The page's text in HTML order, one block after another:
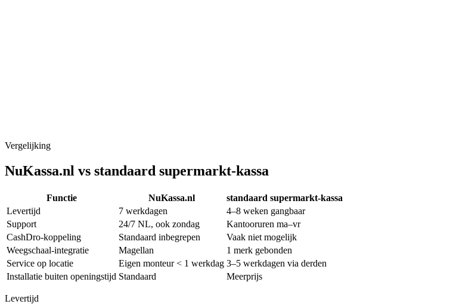
Vergelijking
NuKassa.nl vs standaard supermarkt-kassa
Functie NuKassa.nl
standaard supermarkt-kassa
Levertijd
7 werkdagen
4–8 weken gangbaar
Support
24/7 NL, ook zondag
Kantooruren ma–vr
CashDro-koppeling
Standaard inbegrepen
Vaak niet mogelijk
Weegschaal-integratie
Magellan
1 merk gebonden
Service op locatie
Eigen monteur < 1 werkdag 3–5 werkdagen via derden
Installatie buiten openingstijd Standaard Meerprijs
Levertijd